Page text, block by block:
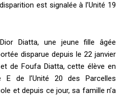
est signalée à l’Unité 19
Diatta, une jeune fille âgée
disparue depuis le 22 janvier
de Foufa Diatta, cette élève en
E de l’Unité 20 des Parcelles
et depuis ce jour, sa famille n’a